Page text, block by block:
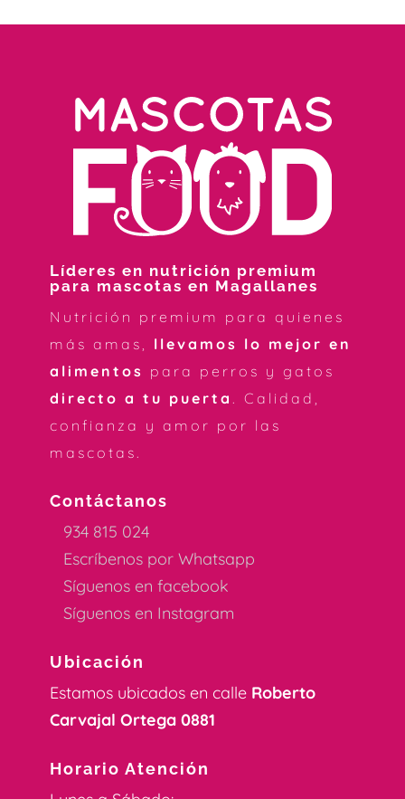
Líderes en nutrición premium
para mascotas en Magallanes
Nutrición premium para quienes
más amas, llevamos lo mejor en
alimentos para perros y gatos
directo a tu puerta . Calidad,
confianza y amor por las
mascotas.
Contáctanos
934 815 024
Escríbenos por Whatsapp
Síguenos en facebook
Síguenos en Instagram
Ubicación
Estamos ubicados en calle Roberto
Carvajal Ortega 0881
Horario Atención